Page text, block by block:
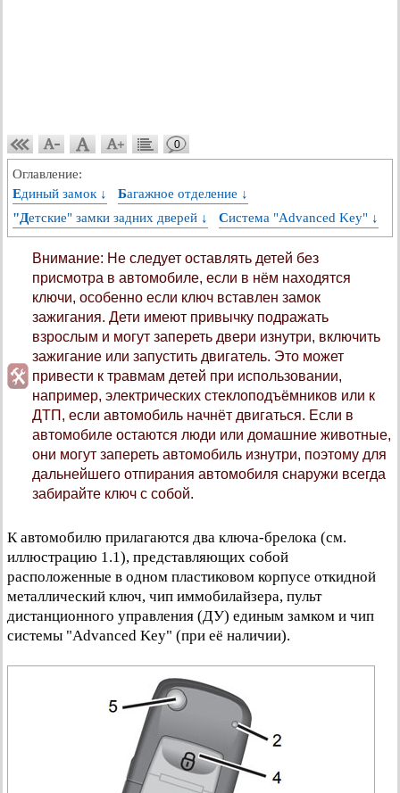
0
Оглавление:
Единый замок ↓
Багажное отделение ↓
"Детские" замки задних дверей ↓
Система "Advanced Key" ↓
Внимание: Не следует оставлять детей без
присмотра в автомобиле, если в нём находятся
ключи, особенно если ключ вставлен замок
зажигания. Дети имеют привычку подражать
взрослым и могут запереть двери изнутри, включить
зажигание или запустить двигатель. Это может
привести к травмам детей при использовании,
например, электрических стеклоподъёмников или к
ДТП, если автомобиль начнёт двигаться. Если в
автомобиле остаются люди или домашние животные,
они могут запереть автомобиль изнутри, поэтому для
дальнейшего отпирания автомобиля снаружи всегда
забирайте ключ с собой.
К автомобилю прилагаются два ключа-брелока (см.
иллюстрацию 1.1), представляющих собой
расположенные в одном пластиковом корпусе откидной
металлический ключ, чип иммобилайзера, пульт
дистанционного управления (ДУ) единым замком и чип
системы "Advanced Key" (при её наличии).